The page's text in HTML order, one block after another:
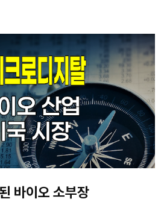
바이오 소부장